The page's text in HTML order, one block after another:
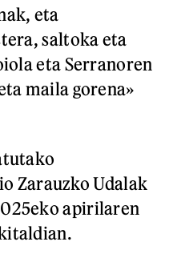
eta
saltoka eta
eta Serranoren
maila gorena»
Zarauzko Udalak
apirilaren